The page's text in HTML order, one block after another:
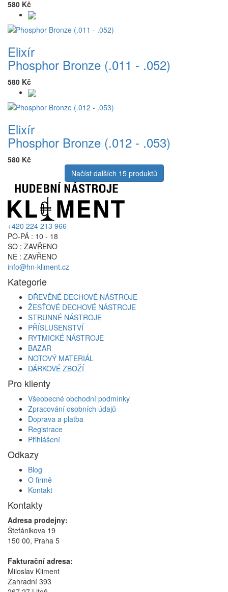
580 Kč
Elixír
Phosphor Bronze (.011 - .052)
580 Kč
Elixír
Phosphor Bronze (.012 - .053)
580 Kč
Načíst dalších 15 produktů
+420 224 213 966
PO-PÁ : 10 - 18
SO : ZAVŘENO
NE : ZAVŘENO
info@hn-kliment.cz
Kategorie
DŘEVĚNÉ DECHOVÉ NÁSTROJE
ŽESŤOVÉ DECHOVÉ NÁSTROJE
STRUNNÉ NÁSTROJE
PŘÍSLUŠENSTVÍ
RYTMICKÉ NÁSTROJE
BAZAR
NOTOVÝ MATERIÁL
DÁRKOVÉ ZBOŽÍ
Pro klienty
Všeobecné obchodní podmínky
Zpracování osobních údajů
Doprava a platba
Registrace
Přihlášení
Odkazy
Blog
O firmě
Kontakt
Kontakty
Adresa prodejny:
Štefánikova 19
150 00, Praha 5
Fakturační adresa:
Miloslav Kliment
Zahradní 393